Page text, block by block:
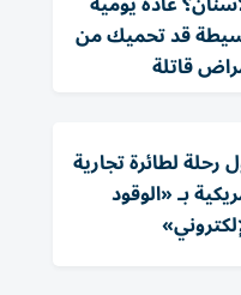
قد تحميك من
قاتلة
رحلة لطائرة تجارية
بـ «الوقود